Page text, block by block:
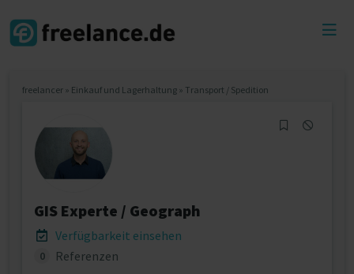
freelancer » Einkauf und Lagerhaltung » Transport / Spedition
GIS Experte / Geograph
Verfügbarkeit einsehen
0 Referenzen